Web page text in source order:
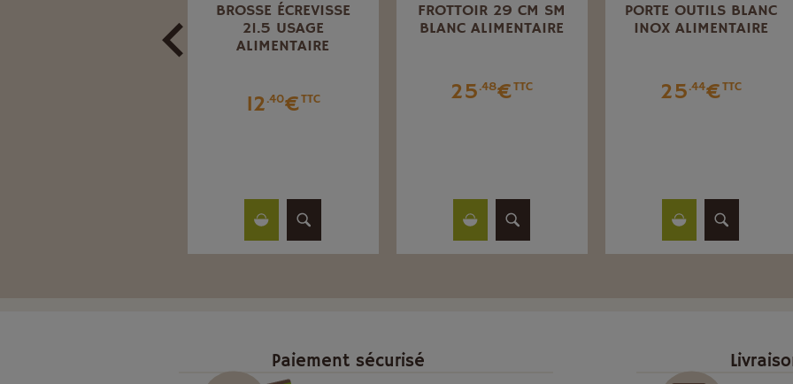
BROSSE ÉCREVISSE
21.5 USAGE
ALIMENTAIRE
12.40€TTC
FROTTOIR 29 CM SM
BLANC ALIMENTAIRE
25.48€TTC
PORTE OUTILS BLANC
INOX ALIMENTAIRE
25.44€TTC
Paiement sécurisé